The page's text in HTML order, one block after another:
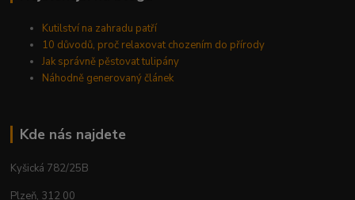
Kutilství na zahradu patří
10 důvodů, proč relaxovat chozením do přírody
Jak správně pěstovat tulipány
Náhodně generovaný článek
Kde nás najdete
Kyšická 782/25B
Plzeň, 312 00